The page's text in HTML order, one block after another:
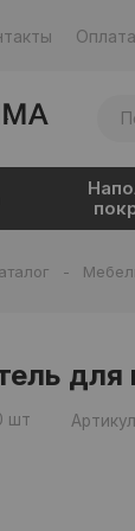
Оплата
-
для
шт